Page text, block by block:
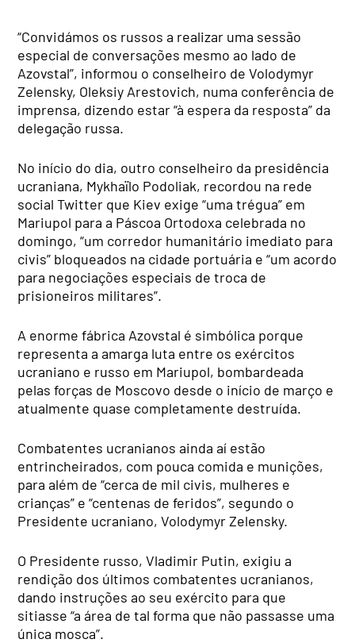
“Convidámos os russos a realizar uma sessão
especial de conversações mesmo ao lado de
Azovstal”, informou o conselheiro de Volodymyr
Zelensky, Oleksiy Arestovich, numa conferência de
imprensa, dizendo estar “à espera da resposta” da
delegação russa.
No início do dia, outro conselheiro da presidência
ucraniana, Mykhaïlo Podoliak, recordou na rede
social Twitter que Kiev exige “uma trégua” em
Mariupol para a Páscoa Ortodoxa celebrada no
domingo, “um corredor humanitário imediato para
civis” bloqueados na cidade portuária e “um acordo
para negociações especiais de troca de
prisioneiros militares”.
A enorme fábrica Azovstal é simbólica porque
representa a amarga luta entre os exércitos
ucraniano e russo em Mariupol, bombardeada
pelas forças de Moscovo desde o início de março e
atualmente quase completamente destruída.
Combatentes ucranianos ainda aí estão
entrincheirados, com pouca comida e munições,
para além de “cerca de mil civis, mulheres e
crianças” e “centenas de feridos”, segundo o
Presidente ucraniano, Volodymyr Zelensky.
O Presidente russo, Vladimir Putin, exigiu a
rendição dos últimos combatentes ucranianos,
dando instruções ao seu exército para que
sitiasse “a área de tal forma que não passasse uma
única mosca”.